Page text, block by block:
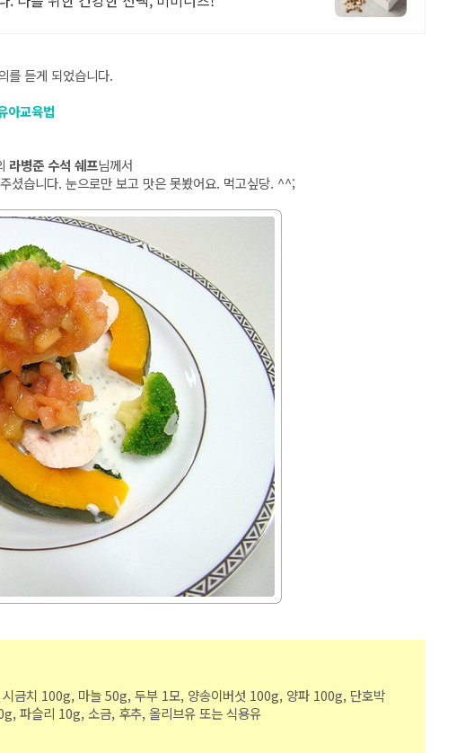
를 듣게 되었습니다.
아교육법
라병준 수석 쉐프님께서
셨습니다. 눈으로만 보고 맛은 못봤어요. 먹고싶당. ^^;
금치 100g, 마늘 50g, 두부 1모, 양송이버섯 100g, 양파 100g, 단호박
파슬리 10g, 소금, 후추, 올리브유 또는 식용유